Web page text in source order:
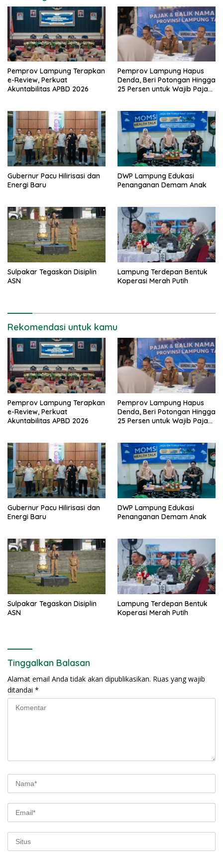
Pemprov Lampung Terapkan
e-Review, Perkuat
Akuntabilitas APBD 2026
Pemprov Lampung Hapus
Denda, Beri Potongan Hingga
25 Persen untuk Wajib Pajak
Gubernur Pacu Hilirisasi dan
Energi Baru
DWP Lampung Edukasi
Penanganan Demam Anak
Sulpakar Tegaskan Disiplin
ASN
Lampung Terdepan Bentuk
Koperasi Merah Putih
Rekomendasi untuk kamu
Pemprov Lampung Terapkan
e-Review, Perkuat
Akuntabilitas APBD 2026
Pemprov Lampung Hapus
Denda, Beri Potongan Hingga
25 Persen untuk Wajib Pajak
Gubernur Pacu Hilirisasi dan
Energi Baru
DWP Lampung Edukasi
Penanganan Demam Anak
Sulpakar Tegaskan Disiplin
ASN
Lampung Terdepan Bentuk
Koperasi Merah Putih
Tinggalkan Balasan
Alamat email Anda tidak akan dipublikasikan. Ruas yang wajib
ditandai *